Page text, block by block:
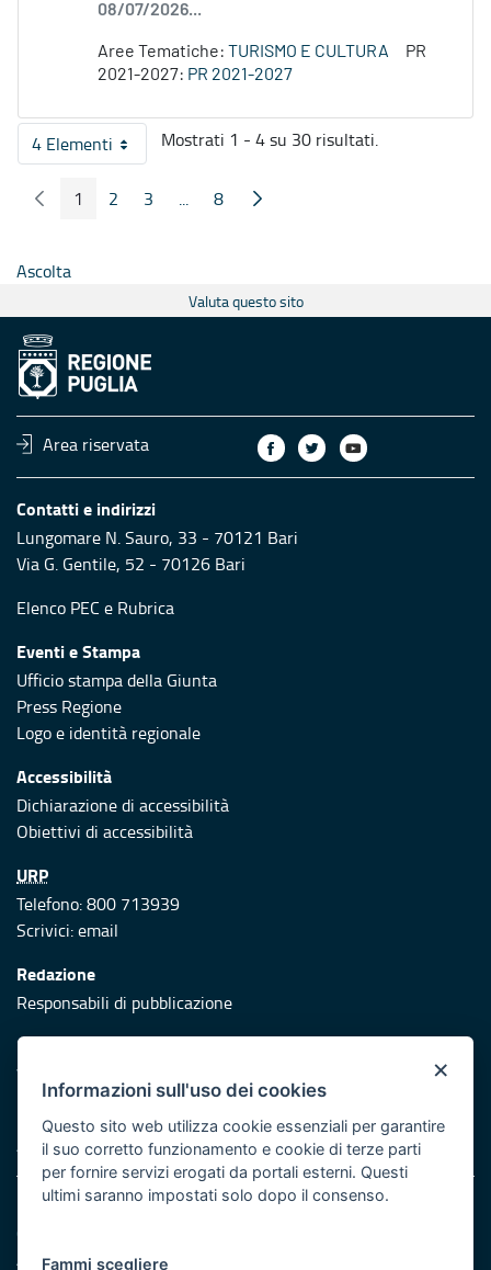
08/07/2026...
Aree Tematiche: TURISMO E CULTURA
PR
2021-2027: PR 2021-2027
4 ElementiPer pagina
Mostrati 1 - 4 su 30 risultati.
Pagina Precedente
Pagina
1 Pagina
2 Pagina
3 ...
Pagine intermedie
Pagina
8 Pagina Seguente
Ascolta
Valuta questo sito
Area riservata
Contatti e indirizzi
Lungomare N. Sauro, 33 - 70121 Bari
Via G. Gentile, 52 - 70126 Bari
Elenco PEC e Rubrica
Eventi e Stampa
Ufficio stampa della Giunta
Press Regione
Logo e identità regionale
Accessibilità
Dichiarazione di accessibilità
Obiettivi di accessibilità
URP
Telefono: 800 713939
Scrivici:email
Redazione
Responsabili di pubblicazione
Protezione civile
Vai al sito di Protezione Civile Puglia
Iniziativa finanziata con risorse del POR Puglia 2014/2020 -
Asse XI
Note legali
Cookie e privacy
Atti di notifica
×
Informazioni sull'uso dei cookies
Questo sito web utilizza cookie essenziali per garantire
il suo corretto funzionamento e cookie di terze parti
per fornire servizi erogati da portali esterni. Questi
ultimi saranno impostati solo dopo il consenso.
Fammi scegliere